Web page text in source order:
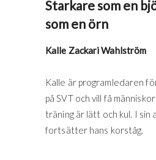
Starkare som en
som en örn
Kalle Zackari Wahlström
Kalle är programledaren
på SVT och vill få
träning är lätt och kul. I sin
fortsätter hans korståg.